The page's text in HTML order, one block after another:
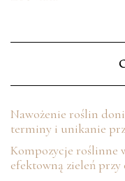
Nawożenie roślin
terminy i unikanie
Kompozycje roślinne
efektowną zieleń